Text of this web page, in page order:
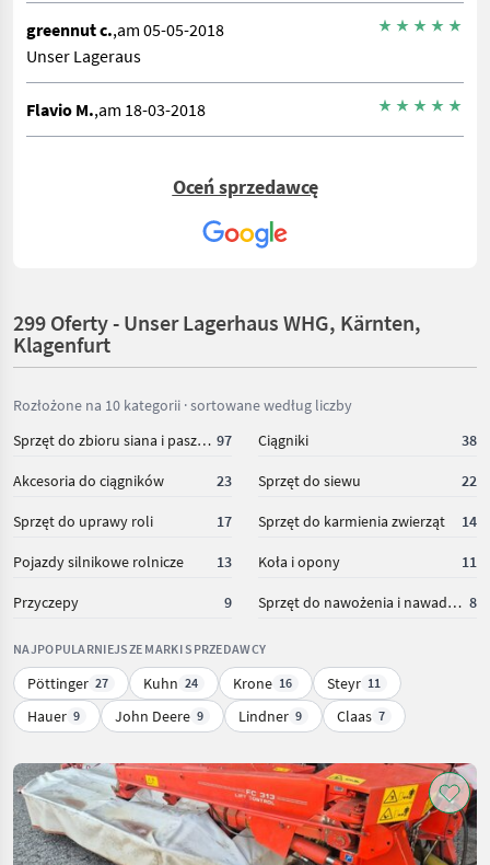
greennut c.,am 05-05-2018
Unser Lageraus
Flavio M.,am 18-03-2018
Oceń sprzedawcę
299 Oferty - Unser Lagerhaus WHG, Kärnten,
Klagenfurt
Rozłożone na 10 kategorii · sortowane według liczby
Sprzęt do zbioru siana i paszowy 97 Ciągniki 38
Akcesoria do ciągników 23 Sprzęt do siewu 22
Sprzęt do uprawy roli 17 Sprzęt do karmienia zwierząt 14
Pojazdy silnikowe rolnicze 13 Koła i opony 11
Przyczepy 9 Sprzęt do nawożenia i nawadniania 8
NAJPOPULARNIEJSZE MARKI SPRZEDAWCY
Pöttinger 27 Kuhn 24 Krone 16 Steyr 11
Hauer 9 John Deere 9 Lindner 9 Claas 7